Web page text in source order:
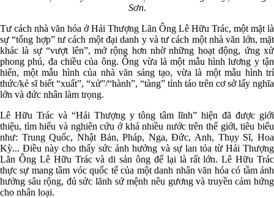
Sơn.
Tư cách nhà văn hóa ở Hải Thượng Lãn Ông Lê Hữu Trác, một mặt là
sự “tổng hợp” tư cách một đại danh y và tư cách một nhà văn lớn, mặt
khác là sự “vượt lên”, mở rộng hơn nhờ những hoạt động, ứng xử
phong phú, đa chiều của ông. Ông vừa là một mẫu hình lương y tận
hiến, một mẫu hình của nhà văn sáng tạo, vừa là một mẫu hình trí
thức/kẻ sĩ biết “xuất”, “xử”/“hành”, “tàng” tỉnh táo trên cơ sở lấy nghĩa
lớn và đức nhân làm trọng.
Lê Hữu Trác và “Hải Thượng y tông tâm lĩnh” hiện đã được giới
thiệu, tìm hiểu và nghiên cứu ở khá nhiều nước trên thế giới, tiêu biểu
như: Trung Quốc, Nhật Bản, Pháp, Nga, Đức, Anh, Thụy Sĩ, Hoa
Kỳ... Điều này cho thấy sức ảnh hưởng và sự lan tỏa từ Hải Thượng
Lãn Ông Lê Hữu Trác và di sản ông để lại là rất lớn. Lê Hữu Trác
thực sự mang tầm vóc quốc tế của một danh nhân văn hóa có tầm ảnh
hưởng sâu rộng, đủ sức lãnh sứ mệnh nêu gương và truyền cảm hứng
cho nhân loại.